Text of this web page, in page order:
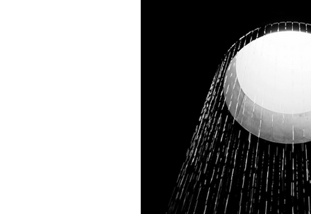
Leijona
Astrologian juuret
Halloween Pyhäinpäivä